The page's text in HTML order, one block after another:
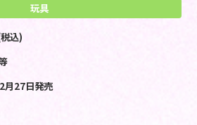
玩具
込)
月27日発売